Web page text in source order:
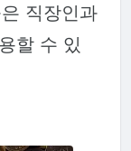
직장인과
할 수 있